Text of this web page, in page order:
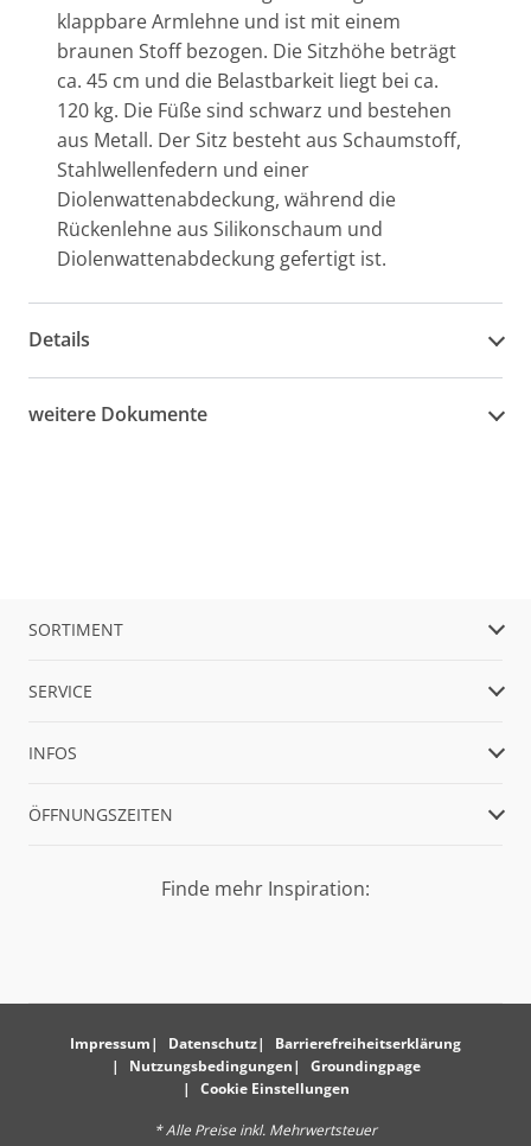
klappbare Armlehne und ist mit einem
braunen Stoff bezogen. Die Sitzhöhe beträgt
ca. 45 cm und die Belastbarkeit liegt bei ca.
120 kg. Die Füße sind schwarz und bestehen
aus Metall. Der Sitz besteht aus Schaumstoff,
Stahlwellenfedern und einer
Diolenwattenabdeckung, während die
Rückenlehne aus Silikonschaum und
Diolenwattenabdeckung gefertigt ist.
Details
weitere Dokumente
SORTIMENT
SERVICE
INFOS
ÖFFNUNGSZEITEN
Finde mehr Inspiration:
Impressum Datenschutz
Barrierefreiheitserklärung
Nutzungsbedingungen
Groundingpage
Cookie Einstellungen
* Alle Preise inkl. Mehrwertsteuer